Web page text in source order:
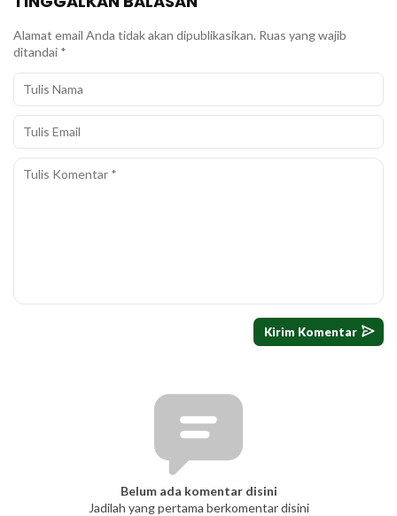
Alamat email Anda tidak akan dipublikasikan. Ruas yang wajib
ditandai *
Belum ada komentar disini
Jadilah yang pertama berkomentar disini